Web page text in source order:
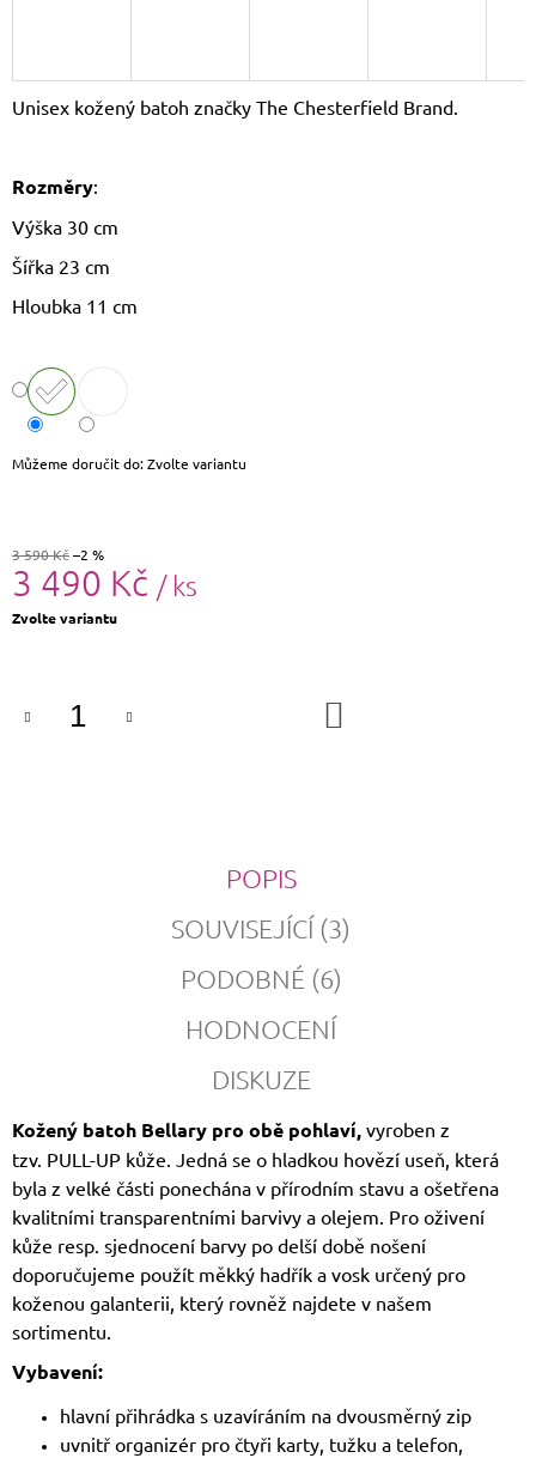
Unisex kožený batoh značky The Chesterfield Brand.
Rozměry:
Výška 30 cm
Šířka 23 cm
Hloubka 11 cm
Můžeme doručit do:Zvolte variantu
3 590 Kč–2 %
3 490 Kč / ks
Měrná
Zvolte variantu
POPIS
SOUVISEJÍCÍ (3)
PODOBNÉ (6)
HODNOCENÍ
DISKUZE
Kožený batoh Bellary pro obě pohlaví, vyroben z
tzv. PULL-UP kůže. Jedná se o hladkou hovězí useň, která
byla z velké části ponechána v přírodním stavu a ošetřena
kvalitními transparentními barvivy a olejem. Pro oživení
kůže resp. sjednocení barvy po delší době nošení
doporučujeme použít měkký hadřík a vosk určený pro
koženou galanterii, který rovněž najdete v našem
sortimentu.
Vybavení:
hlavní přihrádka s uzavíráním na dvousměrný zip
uvnitř organizér pro čtyři karty, tužku a telefon,
E
LAURA
BIAGGI
TS04-
274
2
190
Kč
290
Kč